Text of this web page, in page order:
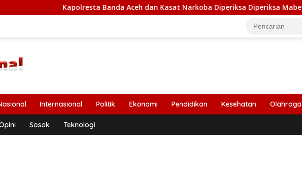
Kapolresta Banda Aceh dan Kasat Narkoba Diperiksa Diperiksa Mabes Polri, Kasus Apa?
Internasional Politik Ekonomi Pendidikan Kesehatan Olahraga
Sosok Teknologi